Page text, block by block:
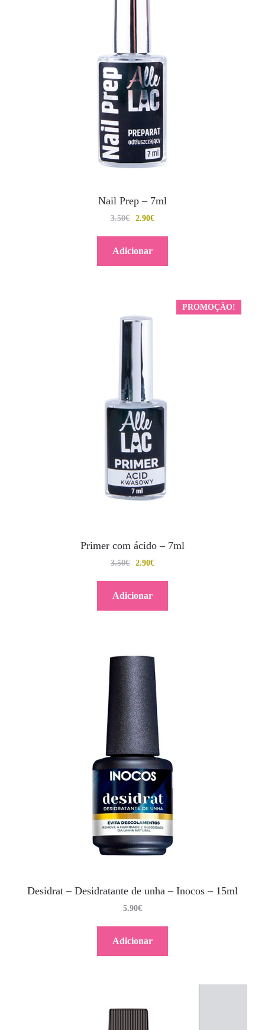
Nail Prep – 7ml
3.50€ 2.90€
Adicionar
PROMOÇÃO!
Primer com ácido – 7ml
3.50€ 2.90€
Adicionar
Desidrat – Desidratante de unha – Inocos – 15ml
5.90€
Adicionar